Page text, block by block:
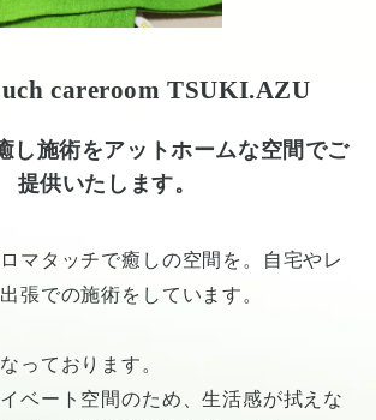
careroom TSUKI.AZU
し施術をアットホームな空間でご
提供いたします。
マタッチで癒しの空間を。自宅やレ
張での施術をしています。
っております。
ベート空間のため、生活感が拭えな